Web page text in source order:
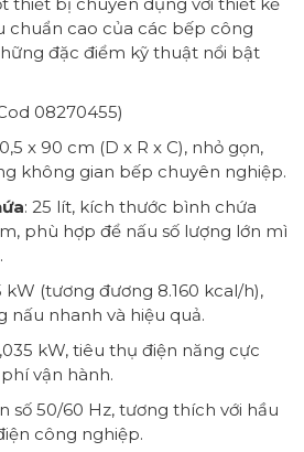
thiết bị chuyên dụng với thiết kế
chuẩn cao của các bếp công
đặc điểm kỹ thuật nổi bật
08270455)
x 90 cm (D x R x C), nhỏ gọn,
không gian bếp chuyên nghiệp.
: 25 lít, kích thước bình chứa
phù hợp để nấu số lượng lớn mì
kW (tương đương 8.160 kcal/h),
nấu nhanh và hiệu quả.
kW, tiêu thụ điện năng cực
vận hành.
số 50/60 Hz, tương thích với hầu
công nghiệp.